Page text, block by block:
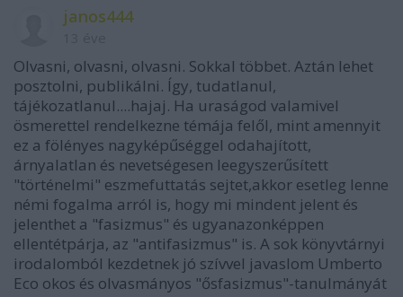
janos444
Olvasni, olvasni, olvasni. Sokkal többet. Aztán lehet
posztolni, publikálni. Így, tudatlanul,
tájékozatlanul....hajaj. Ha uraságod valamivel
ösmerettel rendelkezne témája felől, mint amennyit
ez a fölényes nagyképűséggel odahajított,
árnyalatlan és nevetségesen leegyszerűsített
"történelmi" eszmefuttatás sejtet,akkor esetleg lenne
némi fogalma arról is, hogy mi mindent jelent és
jelenthet a "fasizmus" és ugyanazonképpen
ellentétpárja, az "antifasizmus" is. A sok könyvtárnyi
irodalomból kezdetnek jó szívvel javaslom Umberto
Eco okos és olvasmányos "ősfasizmus"-tanulmányát